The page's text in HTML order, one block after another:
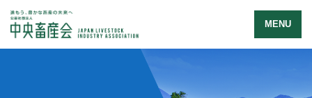
MENU